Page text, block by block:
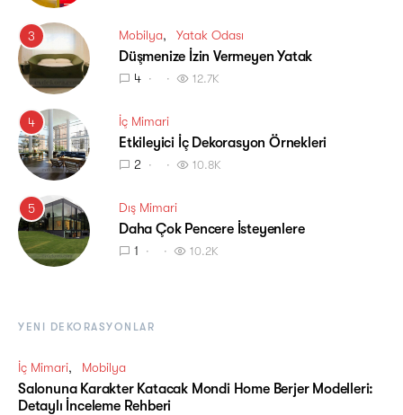
3 Mobilya Yatak Odası
Düşmenize İzin Vermeyen Yatak
4 12.7K
4 İç Mimari
Etkileyici İç Dekorasyon Örnekleri
2 10.8K
5 Dış Mimari
Daha Çok Pencere İsteyenlere
1 10.2K
YENI DEKORASYONLAR
İç Mimari Mobilya
Salonuna Karakter Katacak Mondi Home Berjer Modelleri:
Detaylı İnceleme Rehberi